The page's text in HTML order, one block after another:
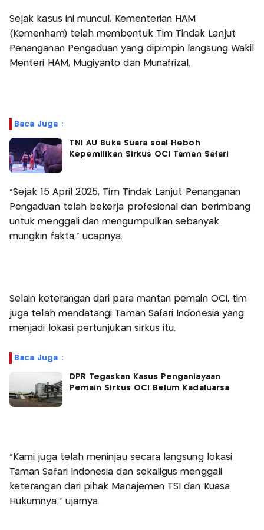
Sejak kasus ini muncul, Kementerian HAM
(Kemenham) telah membentuk Tim Tindak Lanjut
Penanganan Pengaduan yang dipimpin langsung Wakil
Menteri HAM, Mugiyanto dan Munafrizal.
Baca Juga :
TNI AU Buka Suara soal Heboh
Kepemilikan Sirkus OCI Taman Safari
"Sejak 15 April 2025, Tim Tindak Lanjut Penanganan
Pengaduan telah bekerja profesional dan berimbang
untuk menggali dan mengumpulkan sebanyak
mungkin fakta," ucapnya.
Selain keterangan dari para mantan pemain OCI, tim
juga telah mendatangi Taman Safari Indonesia yang
menjadi lokasi pertunjukan sirkus itu.
Baca Juga :
DPR Tegaskan Kasus Penganiayaan
Pemain Sirkus OCI Belum Kadaluarsa
"Kami juga telah meninjau secara langsung lokasi
Taman Safari Indonesia dan sekaligus menggali
keterangan dari pihak Manajemen TSI dan Kuasa
Hukumnya," ujarnya.